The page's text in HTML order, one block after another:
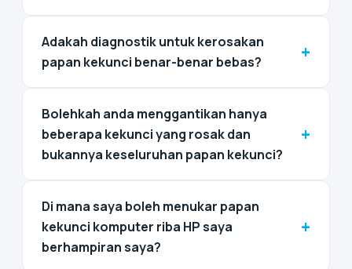
Adakah diagnostik untuk kerosakan
papan kekunci benar-benar bebas?
+
Bolehkah anda menggantikan hanya
beberapa kekunci yang rosak dan
bukannya keseluruhan papan kekunci?
+
Di mana saya boleh menukar papan
kekunci komputer riba HP saya
berhampiran saya?
+